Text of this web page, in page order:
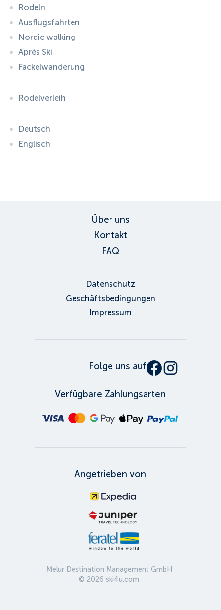
Rodeln
Ausflugsfahrten
Nordic walking
Après Ski
Fackelwanderung
Rodelverleih
Deutsch
Englisch
Über uns
Kontakt
FAQ
Datenschutz
Geschäftsbedingungen
Impressum
Folge uns auf
Verfügbare Zahlungsarten
Melur Destination Management GmbH
© 2026 ski4u.com
Angetrieben von